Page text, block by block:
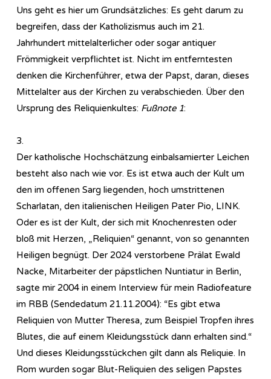
Uns geht es hier um Grundsätzliches: Es geht darum zu
begreifen, dass der Katholizismus auch im 21.
Jahrhundert mittelalterlicher oder sogar antiquer
Frömmigkeit verpflichtet ist. Nicht im entferntesten
denken die Kirchenführer, etwa der Papst, daran, dieses
Mittelalter aus der Kirchen zu verabschieden. Über den
Ursprung des Reliquienkultes: Fußnote 1:
3.
Der katholische Hochschätzung einbalsamierter Leichen
besteht also nach wie vor. Es ist etwa auch der Kult um
den im offenen Sarg liegenden, hoch umstrittenen
Scharlatan, den italienischen Heiligen Pater Pio, LINK.
Oder es ist der Kult, der sich mit Knochenresten oder
bloß mit Herzen, „Reliquien“ genannt, von so genannten
Heiligen begnügt. Der 2024 verstorbene Prälat Ewald
Nacke, Mitarbeiter der päpstlichen Nuntiatur in Berlin,
sagte mir 2004 in einem Interview für mein Radiofeature
im RBB (Sendedatum 21.11.2004): “Es gibt etwa
Reliquien von Mutter Theresa, zum Beispiel Tropfen ihres
Blutes, die auf einem Kleidungsstück dann erhalten sind.“
Und dieses Kleidungsstückchen gilt dann als Reliquie. In
Rom wurden sogar Blut-Reliquien des seligen Papstes